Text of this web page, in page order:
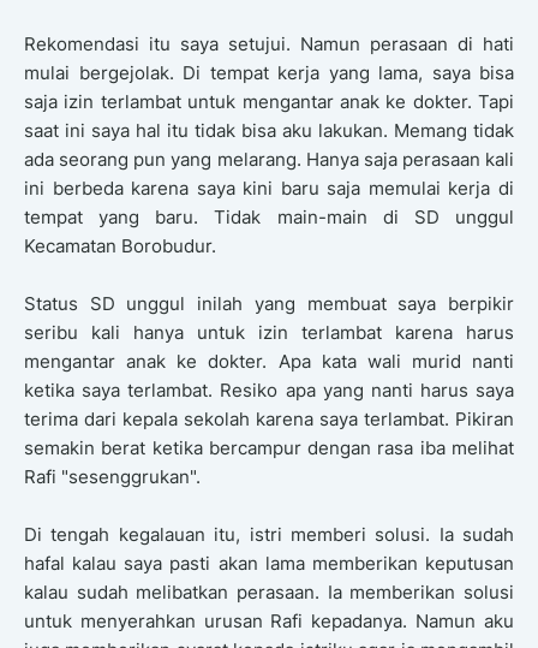
Rekomendasi itu saya setujui. Namun perasaan di hati
mulai bergejolak. Di tempat kerja yang lama, saya bisa
saja izin terlambat untuk mengantar anak ke dokter. Tapi
saat ini saya hal itu tidak bisa aku lakukan. Memang tidak
ada seorang pun yang melarang. Hanya saja perasaan kali
ini berbeda karena saya kini baru saja memulai kerja di
tempat yang baru. Tidak main-main di SD unggul
Kecamatan Borobudur.
Status SD unggul inilah yang membuat saya berpikir
seribu kali hanya untuk izin terlambat karena harus
mengantar anak ke dokter. Apa kata wali murid nanti
ketika saya terlambat. Resiko apa yang nanti harus saya
terima dari kepala sekolah karena saya terlambat. Pikiran
semakin berat ketika bercampur dengan rasa iba melihat
Rafi "sesenggrukan".
Di tengah kegalauan itu, istri memberi solusi. Ia sudah
hafal kalau saya pasti akan lama memberikan keputusan
kalau sudah melibatkan perasaan. Ia memberikan solusi
untuk menyerahkan urusan Rafi kepadanya. Namun aku